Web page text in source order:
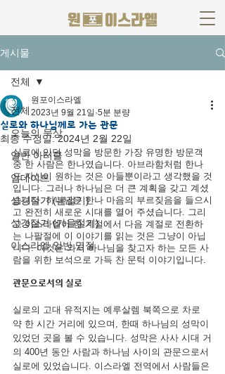
게시물
전체
오늘의 묵상
일반 아티클
업데이트
성경절기 (봄절기)
성경절기 (가을절기)
이스라엘 일반 명절
전체
실로와 하나님께로 가는 관문
원포이스라엘
2023년 9월 21일 5분 분량
최종 수정일:2024년 2월 22일
실로에 있던 성막을 방문한 가장 유명한 방문객
중 한 사람은 한나였습니다. 아브라함처럼 한나
도 자신이 원하는 것은 아들뿐이라고 생각했을 것
입니다. 그러나 하나님은 더 큰 계획을 갖고 계셨
습니다. 하나님은 한나 마음의 부르짖음을 들으시
고 완전히 새로운 시대를 열어 주셨습니다. 그리
고 이스라엘이 한 계절에서 다음 계절로 전환하
는 나팔절에 이 이야기를 읽는 것은 그냥이 아닙
니다. 이것은 와서 하나님을 찾고자 하는 모든 사
람을 위한 보석으로 가득 찬 문턱 이야기입니다.
관문으로서의 실로
실로의 고대 유적지는 예루살렘 북쪽으로 차로
약 한 시간 거리에 있으며, 한때 하나님의 성막이
있었던 곳을 볼 수 있습니다. 성막은 사사 시대 거
의 400년 동안 사람과 하나님 사이의 관문으로서
실로에 있었습니다. 이스라엘 전역에서 사람들은